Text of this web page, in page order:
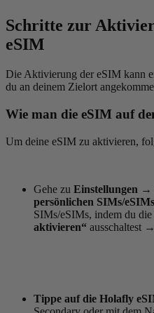
Schritte zur
eSIM
Die Aktivierung der eSIM kann
du an deinem Zielort
Wie man die eSIM auf
Um deine eSIM zu aktivieren,
Gehe zu Einstellungen →
persönlichen SIMs/eSIMs
SIMs/eSIMs, indem du
aktivieren“ ausschaltest →
Tippe auf die Holafly